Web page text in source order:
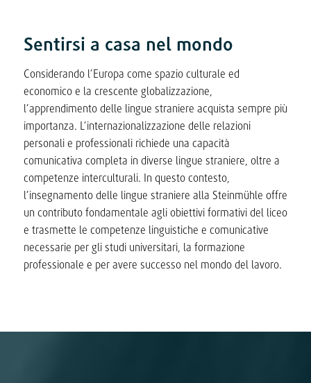
Sentirsi a casa nel mondo
Considerando l’Europa come spazio culturale ed
economico e la crescente globalizzazione,
l’apprendimento delle lingue straniere acquista sempre più
importanza. L’internazionalizzazione delle relazioni
personali e professionali richiede una capacità
comunicativa completa in diverse lingue straniere, oltre a
competenze interculturali. In questo contesto,
l’insegnamento delle lingue straniere alla Steinmühle offre
un contributo fondamentale agli obiettivi formativi del liceo
e trasmette le competenze linguistiche e comunicative
necessarie per gli studi universitari, la formazione
professionale e per avere successo nel mondo del lavoro.